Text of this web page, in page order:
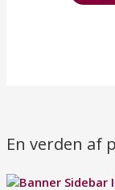
En verden af